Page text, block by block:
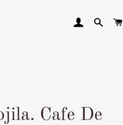
INGRESAR
Cafe De